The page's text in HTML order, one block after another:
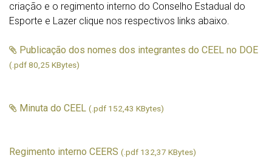
criação e o regimento interno do Conselho Estadual do
Esporte e Lazer clique nos respectivos links abaixo.
Publicação dos nomes dos integrantes do CEEL no DOE
(.pdf 80,25 KBytes)
Minuta do CEEL (.pdf 152,43 KBytes)
Regimento interno CEERS (.pdf 132,37 KBytes)